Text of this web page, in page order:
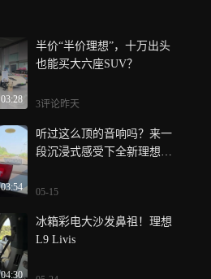
03:28
半价“半价理想”，十万出头
也能买大六座SUV？
3评论昨天
03:54
听过这么顶的音响吗？来一
段沉浸式感受下全新理想L9
全景声、5440W峰值功率
05-15
04:30
冰箱彩电大沙发鼻祖！理想
L9 Livis